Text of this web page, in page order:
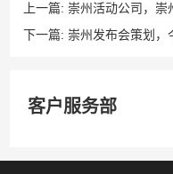
上一篇: 崇州活动公司，崇
下一篇: 崇州发布会策划，
客户服务部